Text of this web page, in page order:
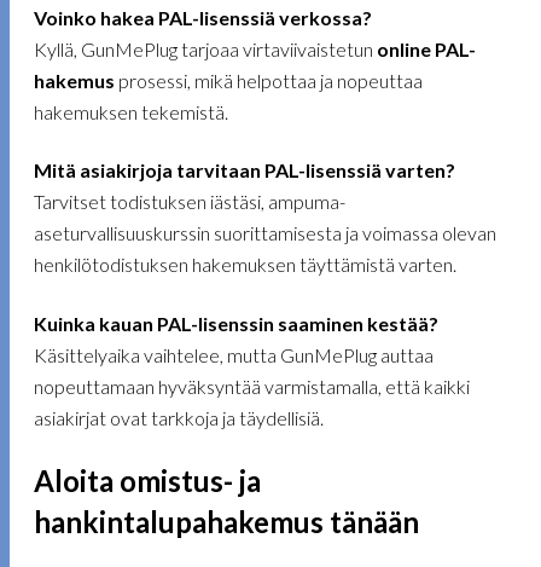
Voinko hakea PAL-lisenssiä verkossa?
Kyllä, GunMePlug tarjoaa virtaviivaistetun online PAL-
hakemus prosessi, mikä helpottaa ja nopeuttaa
hakemuksen tekemistä.
Mitä asiakirjoja tarvitaan PAL-lisenssiä varten?
Tarvitset todistuksen iästäsi, ampuma-
aseturvallisuuskurssin suorittamisesta ja voimassa olevan
henkilötodistuksen hakemuksen täyttämistä varten.
Kuinka kauan PAL-lisenssin saaminen kestää?
Käsittelyaika vaihtelee, mutta GunMePlug auttaa
nopeuttamaan hyväksyntää varmistamalla, että kaikki
asiakirjat ovat tarkkoja ja täydellisiä.
Aloita omistus- ja
hankintalupahakemus tänään